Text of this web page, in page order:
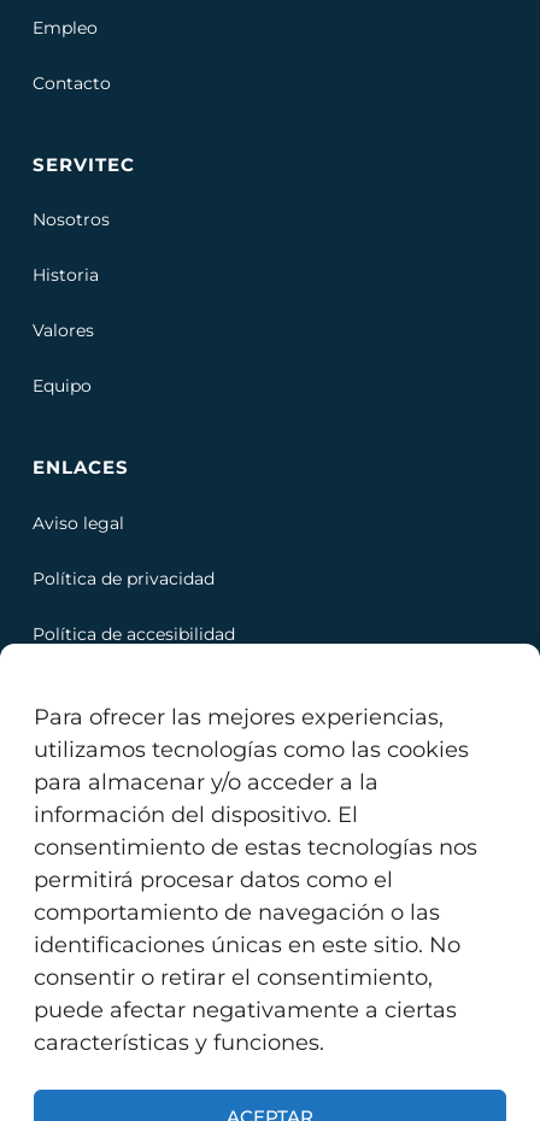
Para ofrecer las mejores experiencias,
utilizamos tecnologías como las cookies
para almacenar y/o acceder a la
información del dispositivo. El
consentimiento de estas tecnologías nos
permitirá procesar datos como el
comportamiento de navegación o las
identificaciones únicas en este sitio. No
consentir o retirar el consentimiento,
puede afectar negativamente a ciertas
características y funciones.
Empleo
Contacto
SERVITEC
Nosotros
Historia
Valores
Equipo
ENLACES
Aviso legal
Política de privacidad
Política de accesibilidad
Copyright © 2023 Servitec Ingenieria. Todos los
derechos reservados.
Powered byEXPRESIONA
Financiado por la Unión Europea – NextGenerationEU